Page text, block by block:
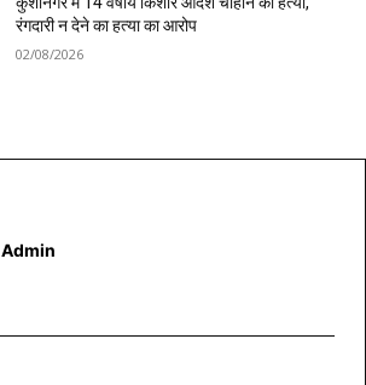
रंगदारी न देने का हत्या का आरोप
02/08/2026
Admin